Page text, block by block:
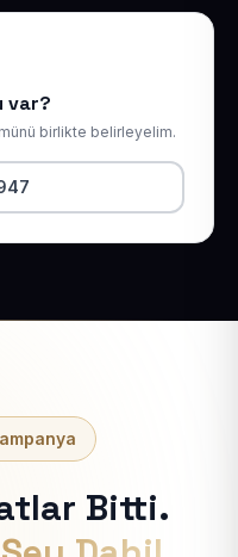
var?
birlikte belirleyelim.
Bitti.